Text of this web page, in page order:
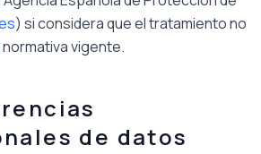
) si considera que el tratamiento no
vigente.
de datos